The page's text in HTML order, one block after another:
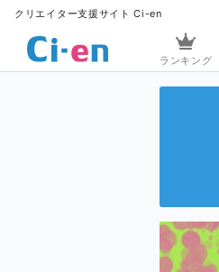
クリエイター支援サイト Ci-en
ランキング